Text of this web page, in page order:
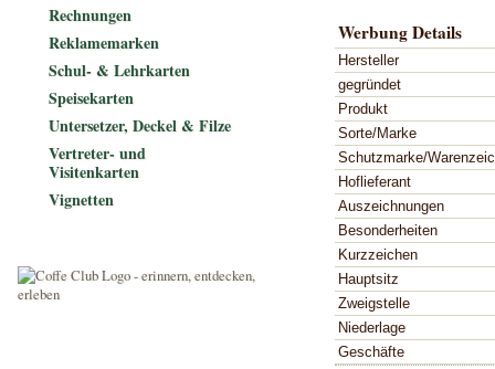
Werbung Details
Hersteller
gegründet
Produkt
Sorte/Marke
Schutzmarke/
Hoflieferant
Auszeichnungen
Besonderheiten
Kurzzeichen
Hauptsitz
Zweigstelle
Niederlage
Geschäfte
Rechnungen
Reklamemarken
Schul- & Lehrkarten
Speisekarten
Untersetzer, Deckel & Filze
Vertreter- und
Visitenkarten
Vignetten